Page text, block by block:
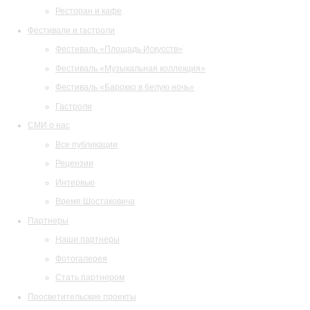
Ресторан и кафе
Фестивали и гастроли
Фестиваль «Площадь Искусств»
Фестиваль «Музыкальная коллекция»
Фестиваль «Барокко в белую ночь»
Гастроли
СМИ о нас
Все публикации
Рецензии
Интервью
Время Шостаковича
Партнеры
Наши партнеры
Фотогалерея
Стать партнером
Просветительские проекты